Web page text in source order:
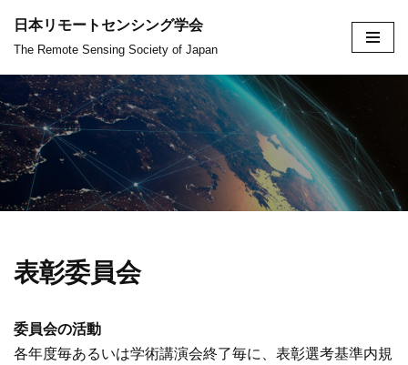
コ
ン
テ
ン
ツ
へ
ス
プ
日本リモートセンシング学会
The Remote Sensing Society of Japan
表彰委員会
委員会の活動
各年度毎あるいは学術講演会終了毎に、表彰選考基準内規